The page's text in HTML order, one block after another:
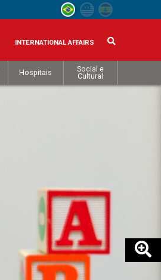
INTERNATIONAL AFFAIRS
Hospitais
Social e
Cultural